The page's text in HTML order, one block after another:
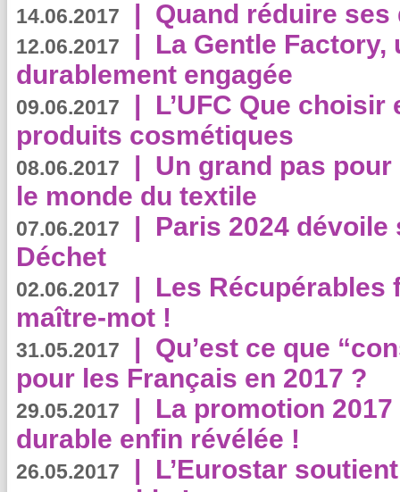
14.06.2017 | Quand réduire
12.06.2017 | La Gentle
durablement engagée
09.06.2017 | L’UFC Que
produits cosmétiques
08.06.2017 | Un grand pas
le monde du textile
07.06.2017 | Paris 2024
Déchet
02.06.2017 | Les Récupérables
maître-mot !
31.05.2017 | Qu’est ce que
pour les Français en 2017 ?
29.05.2017 | La promotion
durable enfin révélée !
26.05.2017 | L’Eurostar